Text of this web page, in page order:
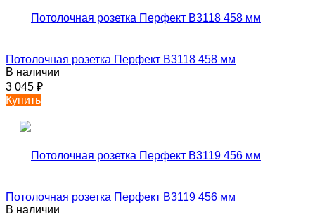
Потолочная розетка Перфект B3118 458 мм
В наличии
3 045 ₽
Купить
Потолочная розетка Перфект B3119 456 мм
В наличии